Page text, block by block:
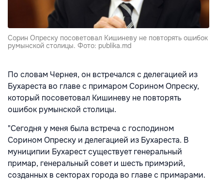
Сорин Опреску посоветовал Кишиневу не повторять ошибок
румынской столицы. Фото: publika.md
По словам Чернея, он встречался с делегацией из
Бухареста во главе с примаром Сорином Опреску,
который посоветовал Кишиневу не повторять
ошибок румынской столицы.
"Сегодня у меня была встреча с господином
Сорином Опреску и делегацией из Бухареста. В
муниципии Бухарест существует генеральный
примар, генеральный совет и шесть примэрий,
созданных в секторах города во главе с примарами.